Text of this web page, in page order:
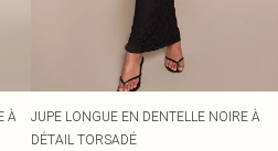
À
JUPE LONGUE EN DENTELLE NOIRE À
DÉTAIL TORSADÉ